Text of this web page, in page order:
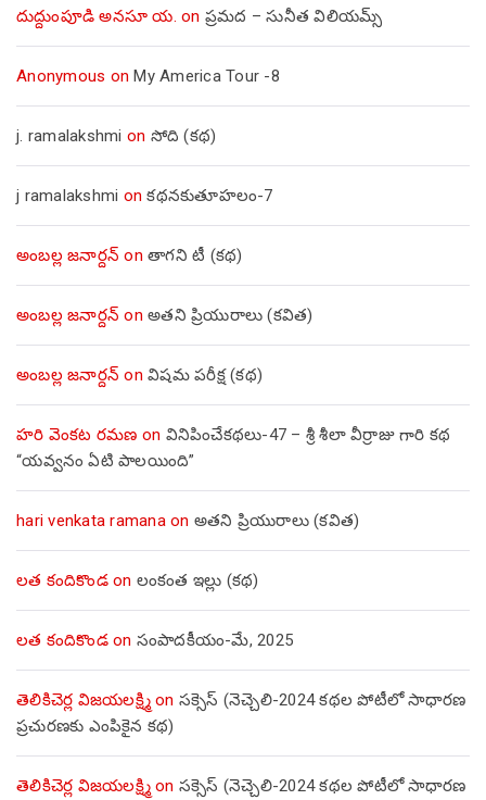
దుద్దుంపూడి అనసూ య. on ప్రమద – సునీత విలియమ్స్
Anonymous onMy America Tour -8
j. ramalakshmi on సోది (కథ)
j ramalakshmi onకథనకుతూహలం-7
అంబల్ల జనార్దన్ on తాగని టీ (కథ)
అంబల్ల జనార్దన్ on అతని ప్రియురాలు (కవిత)
అంబల్ల జనార్దన్ on విషమ పరీక్ష (క‌థ‌)
హరి వెంకట రమణ on వినిపించేకథలు-47 – శ్రీ శీలా వీర్రాజు గారి కథ
“యవ్వనం ఏటి పాలయింది”
hari venkata ramanaon అతని ప్రియురాలు (కవిత)
లత కందికొండon లంకంత ఇల్లు (కథ)
లత కందికొండon సంపాదకీయం-మే, 2025
తెలికిచెర్ల విజయలక్ష్మిon సక్సెస్ (నెచ్చెలి-2024 కథల పోటీలో సాధారణ
ప్రచురణకు ఎంపికైన కథ)
తెలికిచెర్ల విజయలక్ష్మిon సక్సెస్ (నెచ్చెలి-2024 కథల పోటీలో సాధారణ